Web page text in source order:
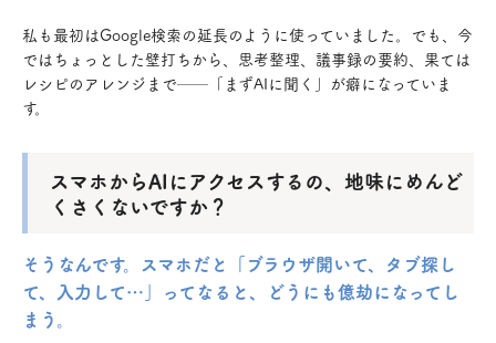
私も最初はGoogle検索の延長のように使っていました。でも、今
ではちょっとした壁打ちから、思考整理、議事録の要約、果ては
レシピのアレンジまで──「まずAIに聞く」が癖になっていま
す。
スマホからAIにアクセスするの、地味にめんど
くさくないですか？
そうなんです。スマホだと「ブラウザ開いて、タブ探し
て、入力して…」ってなると、どうにも億劫になってし
まう。